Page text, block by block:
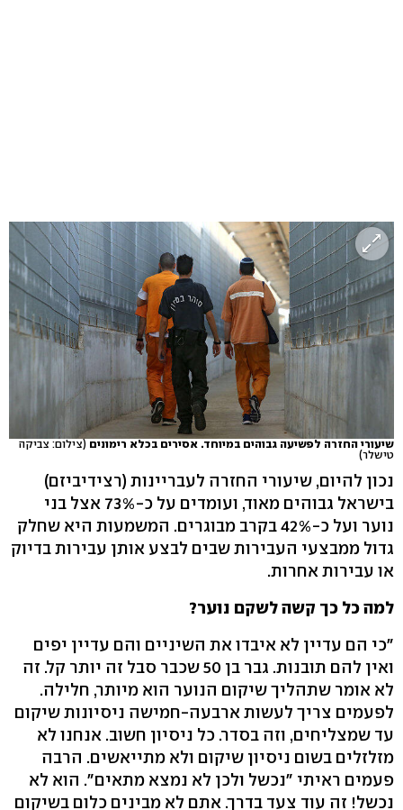
שיעורי החזרה לפשיעה גבוהים במיוחד. אסירים בכלא רימונים (צילום: צביקה
טישלר)
נכון להיום, שיעורי החזרה לעבריינות (רצידיביזם)
בישראל גבוהים מאוד, ועומדים על כ-73% אצל בני
נוער ועל כ-42% בקרב מבוגרים. המשמעות היא שחלק
גדול ממבצעי העבירות שבים לבצע אותן עבירות בדיוק
או עבירות אחרות.
למה כל כך קשה לשקם נוער?
"כי הם עדיין לא איבדו את השיניים והם עדיין יפים
ואין להם תובנות. גבר בן 50 שכבר סבל זה יותר קל. זה
לא אומר שתהליך שיקום הנוער הוא מיותר, חלילה.
לפעמים צריך לעשות ארבעה-חמישה ניסיונות שיקום
עד שמצליחים, וזה בסדר. כל ניסיון חשוב. אנחנו לא
מזלזלים בשום ניסיון שיקום ולא מתייאשים. הרבה
פעמים ראיתי "נכשל ולכן לא נמצא מתאים". הוא לא
נכשל! זה עוד צעד בדרך. אתם לא מבינים כלום בשיקום